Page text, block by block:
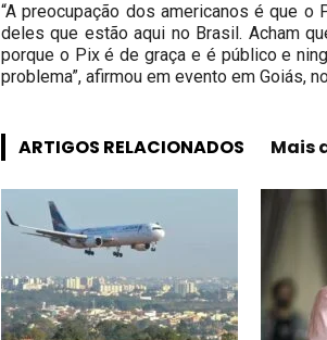
“A preocupação dos americanos é que
deles que estão aqui no Brasil. Acham
porque o Pix é de graça e é público e
problema”, afirmou em evento em Goiás,
ARTIGOS RELACIONADOS Mais